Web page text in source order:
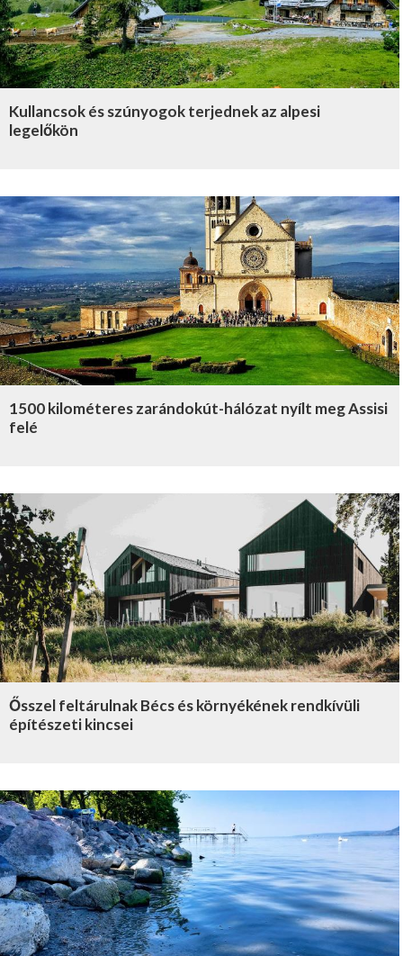
Kullancsok és szúnyogok terjednek az alpesi
legelőkön
1500 kilométeres zarándokút-hálózat nyílt meg Assisi
felé
Ősszel feltárulnak Bécs és környékének rendkívüli
építészeti kincsei